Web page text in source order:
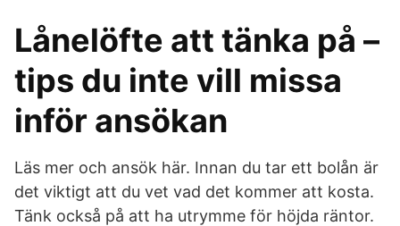
Lånelöfte att tänka på –
tips du inte vill missa
inför ansökan
Läs mer och ansök här. Innan du tar ett bolån är
det viktigt att du vet vad det kommer att kosta.
Tänk också på att ha utrymme för höjda räntor.